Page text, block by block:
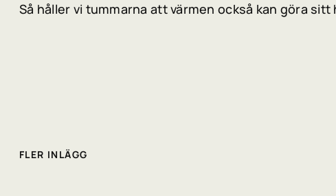
Så håller vi tummarna att värmen också kan göra
FLER INLÄGG